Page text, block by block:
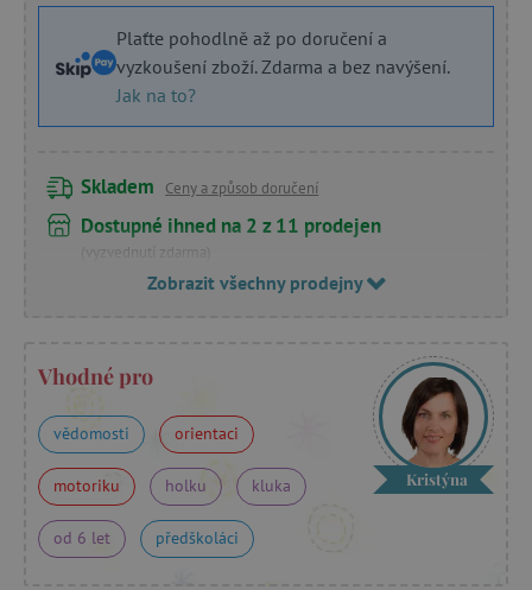
Plaťte pohodlně až po doručení a
vyzkoušení zboží. Zdarma a bez navýšení.
Jak na to?
Skladem Ceny a způsob doručení
Dostupné ihned na 2 z 11 prodejen
(vyzvednutí zdarma)
Zobrazit všechny prodejny
Vhodné pro
vědomosti orientaci
motoriku holku kluka
od 6 let předškoláci
Kristýna